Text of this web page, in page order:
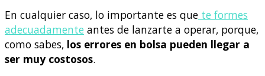
En cualquier caso, lo importante es que te formes
adecuadamente antes de lanzarte a operar, porque,
como sabes, los errores en bolsa pueden llegar a
ser muy costosos.